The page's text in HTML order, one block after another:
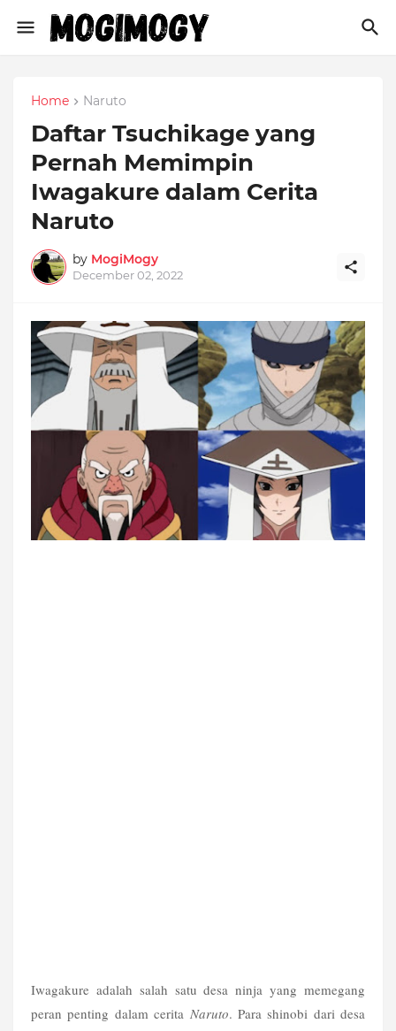
Home Naruto
Daftar Tsuchikage yang
Pernah Memimpin
Iwagakure dalam Cerita
Naruto
by MogiMogy
December 02, 2022
Iwagakure adalah salah satu desa ninja yang memegang
peran penting dalam cerita Naruto. Para shinobi dari desa